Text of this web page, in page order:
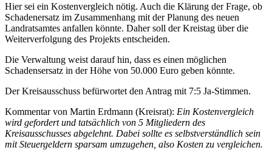
Hier sei ein Kostenvergleich nötig. Auch die Klärung der Frage, ob
Schadenersatz im Zusammenhang mit der Planung des neuen
Landratsamtes anfallen könnte. Daher soll der Kreistag über die
Weiterverfolgung des Projekts entscheiden.
Die Verwaltung weist darauf hin, dass es einen möglichen
Schadensersatz in der Höhe von 50.000 Euro geben könnte.
Der Kreisausschuss befürwortet den Antrag mit 7:5 Ja-Stimmen.
Kommentar von Martin Erdmann (Kreisrat): Ein Kostenvergleich
wird gefordert und tatsächlich von 5 Mitgliedern des
Kreisausschusses abgelehnt. Dabei sollte es selbstverständlich sein
mit Steuergeldern sparsam umzugehen, also Kosten zu vergleichen.